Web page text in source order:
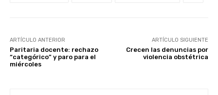
ARTÍCULO ANTERIOR
Paritaria docente: rechazo
“categórico” y paro para el
miércoles
ARTÍCULO SIGUIENTE
Crecen las denuncias por
violencia obstétrica